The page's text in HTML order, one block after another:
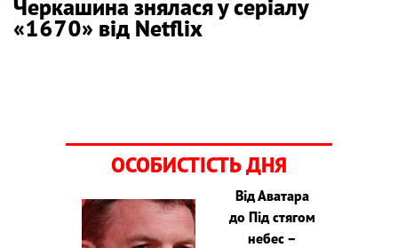
Черкашина знялася у серіалу
«1670» від Netflix
ОСОБИСТІСТЬ ДНЯ
Від Аватара
до Під стягом
небес –